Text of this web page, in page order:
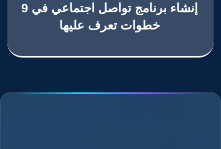
إنشاء برنامج تواصل اجتماعي في 9
خطوات تعرف عليها